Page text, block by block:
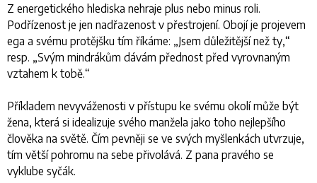
Z energetického hlediska nehraje plus nebo minus roli.
Podřízenost je jen nadřazenost v přestrojení. Obojí je projevem
ega a svému protějšku tím říkáme: „Jsem důležitější než ty,“
resp. „Svým mindrákům dávám přednost před vyrovnaným
vztahem k tobě.“
Příkladem nevyváženosti v přístupu ke svému okolí může být
žena, která si idealizuje svého manžela jako toho nejlepšího
člověka na světě. Čím pevněji se ve svých myšlenkách utvrzuje,
tím větší pohromu na sebe přivolává. Z pana pravého se
vyklube syčák.